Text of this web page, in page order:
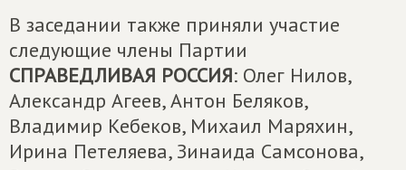
В заседании также приняли участие
следующие члены Партии
СПРАВЕДЛИВАЯ РОССИЯ: Олег Нилов,
Александр Агеев, Антон Беляков,
Владимир Кебеков, Михаил Маряхин,
Ирина Петеляева, Зинаида Самсонова,